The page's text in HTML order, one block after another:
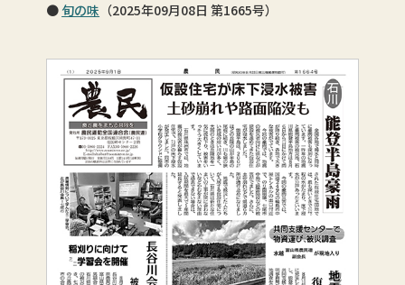
旬の味 （2025年09月08日 第1665号）